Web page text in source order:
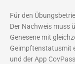
Für den
Der Nachweis muss
Genesene mit
Geimpftenstatusmit
und der App